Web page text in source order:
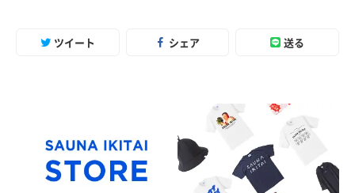
ツイート シェア 送る